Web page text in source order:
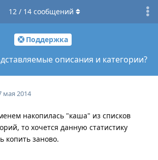
Поддержка
описания и категории?
12/ 14сообщений
мая 2014
накопилась "каша" из списков
то хочется данную статистику
копить заново.